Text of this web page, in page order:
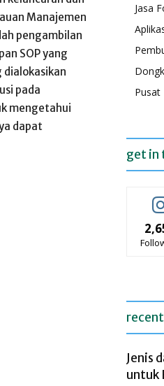
Manajemen
pengambilan
SOP yang
dialokasikan
pada
mengetahui
dapat
Jasa
Pusat
get in
Jenis
untuk